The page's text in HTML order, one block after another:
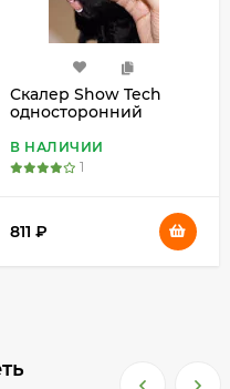
Скалер Show Tech
односторонний
В НАЛИЧИИ
1
811 ₽